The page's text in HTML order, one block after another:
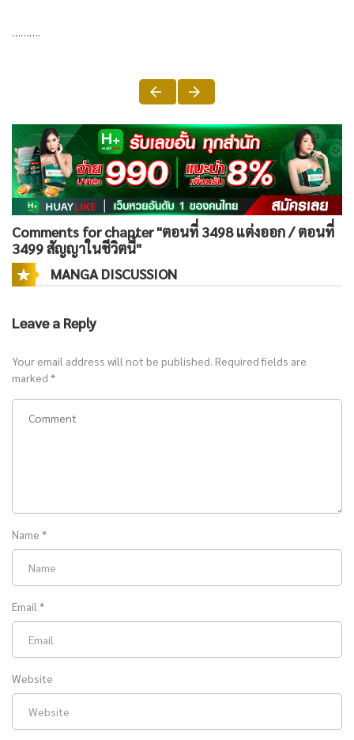
……….
Comments for chapter "ตอนที่ 3498 แต่งออก / ตอนที่
3499 สัญญาในชีวิตนี้"
MANGA DISCUSSION
Leave a Reply
Your email address will not be published. Required fields are
marked *
Name *
Email *
Website